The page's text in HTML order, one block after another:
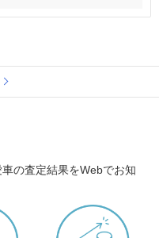
の査定結果をWebでお知